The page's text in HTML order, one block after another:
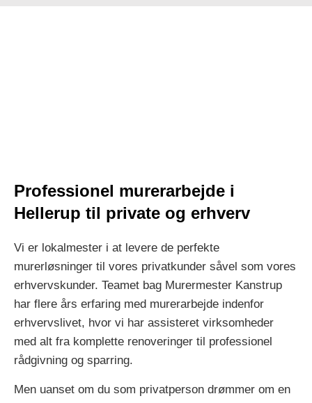
Professionel murerarbejde i
Hellerup til private og erhverv
Vi er lokalmester i at levere de perfekte
murerløsninger til vores privatkunder såvel som vores
erhvervskunder. Teamet bag Murermester Kanstrup
har flere års erfaring med murerarbejde indenfor
erhvervslivet, hvor vi har assisteret virksomheder
med alt fra komplette renoveringer til professionel
rådgivning og sparring.
Men uanset om du som privatperson drømmer om en